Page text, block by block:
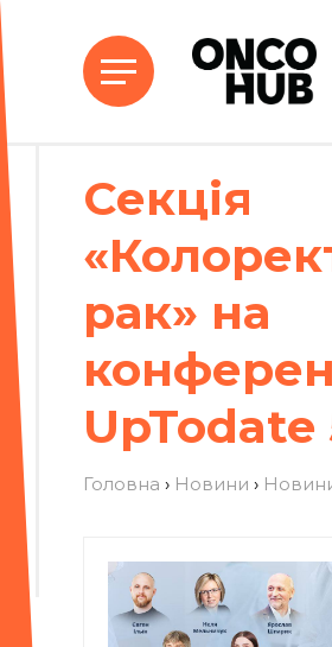
Секція
рак» на
UpTodate
Головна › Новини ›